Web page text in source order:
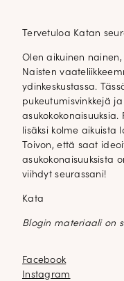
Tervetuloa Katan
Olen aikuinen
Naisten
ydinkeskustassa.
pukeutumisvinkkejä
lisäksi kolme
Toivon, että saat
asukokonaisuuksista
viihdyt seurassani!
Kata
Blogin materiaali on
Facebook
Facebook
Instagram
Instagram